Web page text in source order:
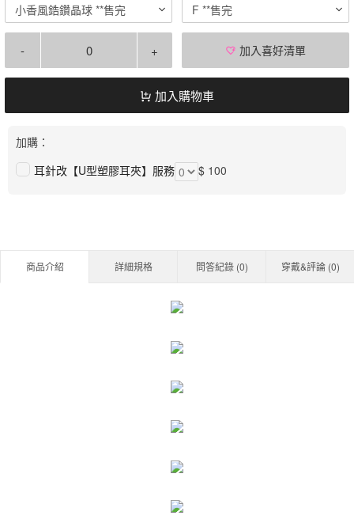
小香風鋯鑽晶球 **售完 F **售完
- + 加入喜好清單
加入購物車
加購：
耳針改【U型塑膠耳夾】服務
$ 100
商品介紹 詳細規格 問答紀錄 (0) 穿戴&評論 (0)